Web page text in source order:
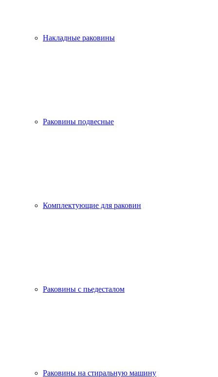
Накладные раковины
Раковины подвесные
Комплектующие для раковин
Раковины с пьедесталом
Раковины на стиральную машину